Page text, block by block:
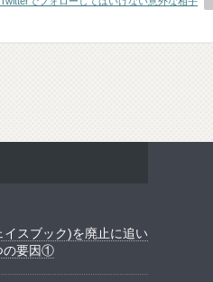
イスブック)を廃止に追い
の要因①